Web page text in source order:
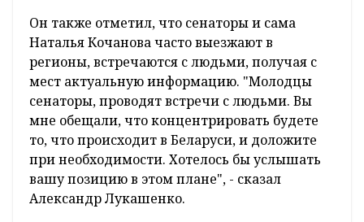
Он также отметил, что сенаторы и сама
Наталья Кочанова часто выезжают в
регионы, встречаются с людьми, получая с
мест актуальную информацию. "Молодцы
сенаторы, проводят встречи с людьми. Вы
мне обещали, что концентрировать будете
то, что происходит в Беларуси, и доложите
при необходимости. Хотелось бы услышать
вашу позицию в этом плане", - сказал
Александр Лукашенко.